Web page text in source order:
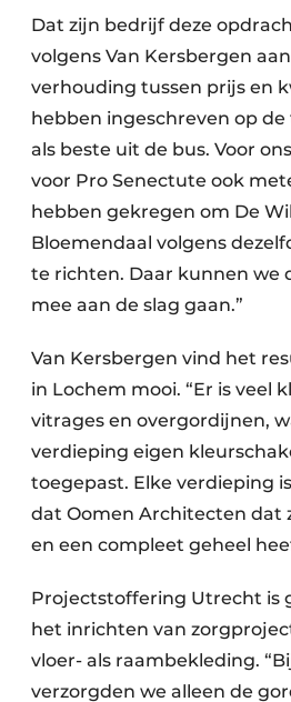
Dat zijn bedrijf deze
volgens Van Kersbergen
verhouding tussen prijs en
hebben ingeschreven op
als beste uit de bus. Voor
voor Pro Senectute ook
hebben gekregen om De
Bloemendaal volgens
te richten. Daar kunnen we
mee aan de slag gaan.”
Van Kersbergen vind het
in Lochem mooi. “Er is veel
vitrages en overgordijnen,
verdieping eigen
toegepast. Elke verdieping
dat Oomen Architecten dat
en een compleet geheel
Projectstoffering Utrecht is
het inrichten van
vloer- als raambekleding.
verzorgden we alleen de